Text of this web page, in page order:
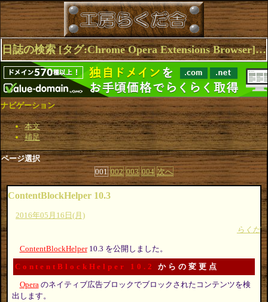
日誌の検索 [タグ:Chrome Opera Extensions Browser] 1～10(32件中)
ナビゲーション
本文
補足
ページ選択
001 002 003 004 次へ
ContentBlockHelper 10.3
2016年05月16日(月)
らくだ
ContentBlockHelper10.3 を公開しました。
ContentBlockHelper 10.2 からの変更点
Operaのネイティブ広告ブロックでブロックされたコンテンツを検
出します。